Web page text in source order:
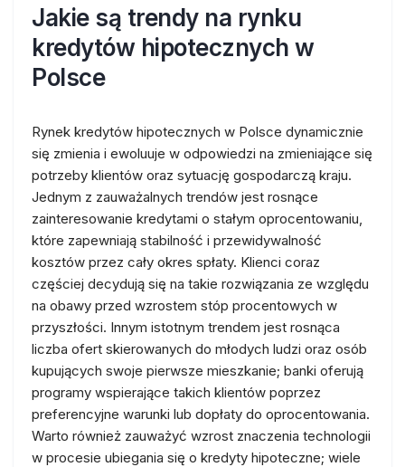
Jakie są trendy na rynku
kredytów hipotecznych w
Polsce
Rynek kredytów hipotecznych w Polsce dynamicznie
się zmienia i ewoluuje w odpowiedzi na zmieniające się
potrzeby klientów oraz sytuację gospodarczą kraju.
Jednym z zauważalnych trendów jest rosnące
zainteresowanie kredytami o stałym oprocentowaniu,
które zapewniają stabilność i przewidywalność
kosztów przez cały okres spłaty. Klienci coraz
częściej decydują się na takie rozwiązania ze względu
na obawy przed wzrostem stóp procentowych w
przyszłości. Innym istotnym trendem jest rosnąca
liczba ofert skierowanych do młodych ludzi oraz osób
kupujących swoje pierwsze mieszkanie; banki oferują
programy wspierające takich klientów poprzez
preferencyjne warunki lub dopłaty do oprocentowania.
Warto również zauważyć wzrost znaczenia technologii
w procesie ubiegania się o kredyty hipoteczne; wiele